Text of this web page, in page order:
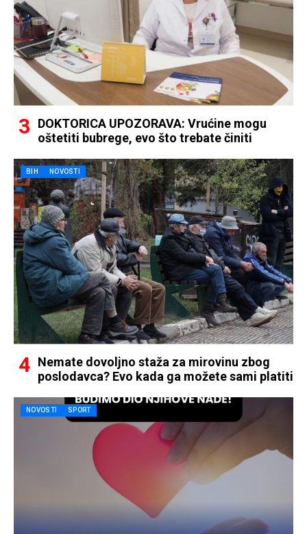
DOKTORICA UPOZORAVA: Vrućine mogu
oštetiti bubrege, evo što trebate činiti
BIH NOVOSTI
Nemate dovoljno staža za mirovinu zbog
poslodavca? Evo kada ga možete sami platiti
NOVOSTI SPORT